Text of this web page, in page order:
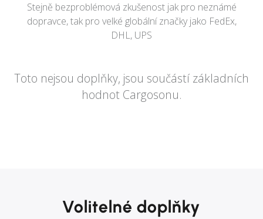
Stejně bezproblémová zkušenost jak pro neznámé
dopravce, tak pro velké globální značky jako FedEx,
DHL, UPS
Toto nejsou doplňky, jsou součástí základních
hodnot Cargosonu.
Volitelné doplňky